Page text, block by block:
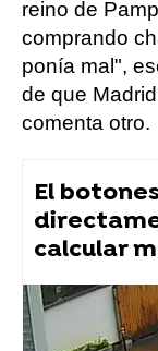
reino de
comprando
ponía mal",
de que
comenta otro.
El
calcular
Twitter